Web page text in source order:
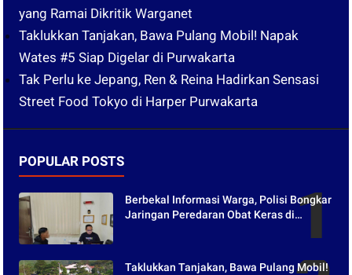
yang Ramai Dikritik Warganet
Taklukkan Tanjakan, Bawa Pulang Mobil! Napak
Wates #5 Siap Digelar di Purwakarta
Tak Perlu ke Jepang, Ren & Reina Hadirkan Sensasi
Street Food Tokyo di Harper Purwakarta
POPULAR POSTS
Berbekal Informasi Warga, Polisi Bongkar
Jaringan Peredaran Obat Keras di
Taklukkan Tanjakan, Bawa Pulang Mobil!